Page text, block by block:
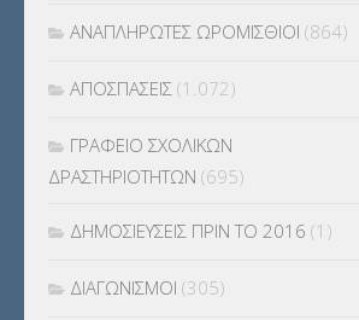
ΑΝΑΠΛΗΡΩΤΕΣ ΩΡΟΜΙΣΘΙΟΙ (864)
ΑΠΟΣΠΑΣΕΙΣ (1.072)
ΓΡΑΦΕΙΟ ΣΧΟΛΙΚΩΝ
ΔΡΑΣΤΗΡΙΟΤΗΤΩΝ (695)
ΔΗΜΟΣΙΕΥΣΕΙΣ ΠΡΙΝ ΤΟ 2016 (1)
ΔΙΑΓΩΝΙΣΜΟΙ (305)